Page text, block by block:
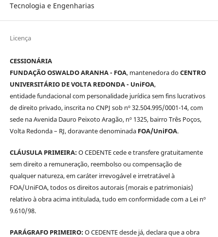
Tecnologia e Engenharias
Licença
CESSIONÁRIA
FUNDAÇÃO OSWALDO ARANHA - FOA, mantenedora doCENTRO
UNIVERSITÁRIO DE VOLTA REDONDA - UniFOA,
entidade fundacional com personalidade jurídica sem fins lucrativos
de direito privado, inscrita no CNPJ sob nº 32.504.995/0001-14, com
sede na Avenida Dauro Peixoto Aragão, nº 1325, bairro Três Poços,
Volta Redonda – RJ, doravante denominada FOA/UniFOA.
CLÁUSULA PRIMEIRA:O CEDENTE cede e transfere gratuitamente
sem direito a remuneração, reembolso ou compensação de
qualquer natureza, em caráter irrevogável e irretratável à
FOA/UniFOA, todos os direitos autorais (morais e patrimoniais)
relativo à obra acima intitulada, tudo em conformidade com a Lei nº
9.610/98.
PARÁGRAFO PRIMEIRO:O CEDENTE desde já, declara que a obra